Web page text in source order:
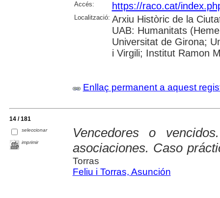
Accés: https://raco.cat/
Localització: Arxiu Històric de la
UAB: Humanitats
Universitat de Girona;
i Virgili; Institut Ramon
Enllaç permanent a aquest
14 / 181
seleccionar
imprimir
Vencedores o
asociaciones. Caso
Torras
Feliu i Torras, Asunción